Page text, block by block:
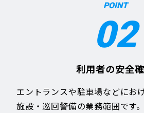
POINT
02
利用者の安全
エントランスや駐車場などにお
施設・巡回警備の業務範囲です